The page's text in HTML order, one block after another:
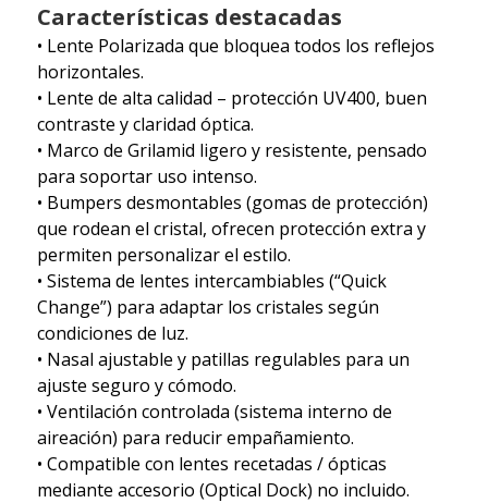
Características destacadas
• Lente Polarizada que bloquea todos los reflejos
horizontales.
• Lente de alta calidad – protección UV400, buen
contraste y claridad óptica.
• Marco de Grilamid ligero y resistente, pensado
para soportar uso intenso.
• Bumpers desmontables (gomas de protección)
que rodean el cristal, ofrecen protección extra y
permiten personalizar el estilo.
• Sistema de lentes intercambiables (“Quick
Change”) para adaptar los cristales según
condiciones de luz.
• Nasal ajustable y patillas regulables para un
ajuste seguro y cómodo.
• Ventilación controlada (sistema interno de
aireación) para reducir empañamiento.
• Compatible con lentes recetadas / ópticas
mediante accesorio (Optical Dock) no incluido.